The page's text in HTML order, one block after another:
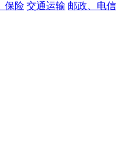
保险 交通运输 邮政、电信